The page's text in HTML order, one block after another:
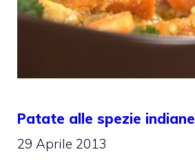
Patate alle spezie indiane
29 Aprile 2013